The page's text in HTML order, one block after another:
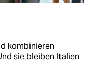
kombinieren
sie bleiben Italien